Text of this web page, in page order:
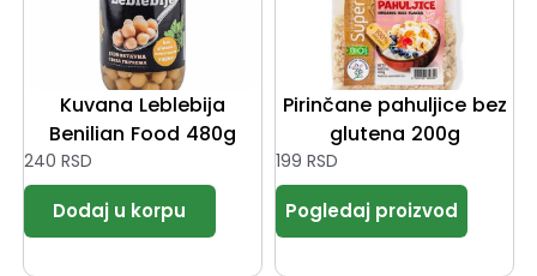
Kuvana Leblebija
Benilian Food 480g
240 RSD
Pirinčane pahuljice bez
glutena 200g
199 RSD